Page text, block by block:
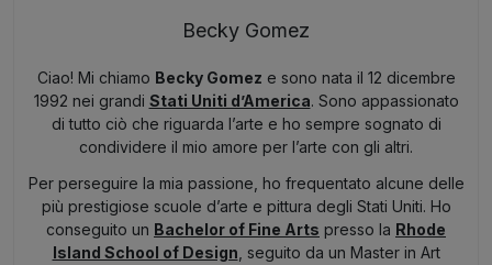
Becky Gomez
Ciao! Mi chiamo Becky Gomez e sono nata il 12 dicembre
1992 nei grandi Stati Uniti d’America. Sono appassionato
di tutto ciò che riguarda l’arte e ho sempre sognato di
condividere il mio amore per l’arte con gli altri.
Per perseguire la mia passione, ho frequentato alcune delle
più prestigiose scuole d’arte e pittura degli Stati Uniti. Ho
conseguito un Bachelor of Fine Arts presso la Rhode
Island School of Design , seguito da un Master in Art